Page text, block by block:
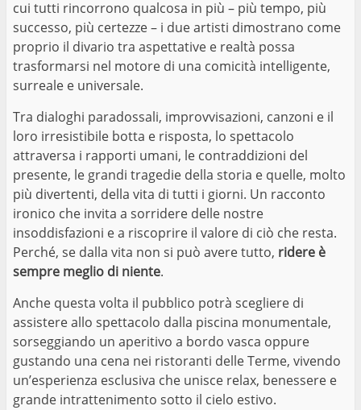
cui tutti rincorrono qualcosa in più – più tempo, più
successo, più certezze – i due artisti dimostrano come
proprio il divario tra aspettative e realtà possa
trasformarsi nel motore di una comicità intelligente,
surreale e universale.
Tra dialoghi paradossali, improvvisazioni, canzoni e il
loro irresistibile botta e risposta, lo spettacolo
attraversa i rapporti umani, le contraddizioni del
presente, le grandi tragedie della storia e quelle, molto
più divertenti, della vita di tutti i giorni. Un racconto
ironico che invita a sorridere delle nostre
insoddisfazioni e a riscoprire il valore di ciò che resta.
Perché, se dalla vita non si può avere tutto, ridere è
sempre meglio di niente.
Anche questa volta il pubblico potrà scegliere di
assistere allo spettacolo dalla piscina monumentale,
sorseggiando un aperitivo a bordo vasca oppure
gustando una cena nei ristoranti delle Terme, vivendo
un’esperienza esclusiva che unisce relax, benessere e
grande intrattenimento sotto il cielo estivo.